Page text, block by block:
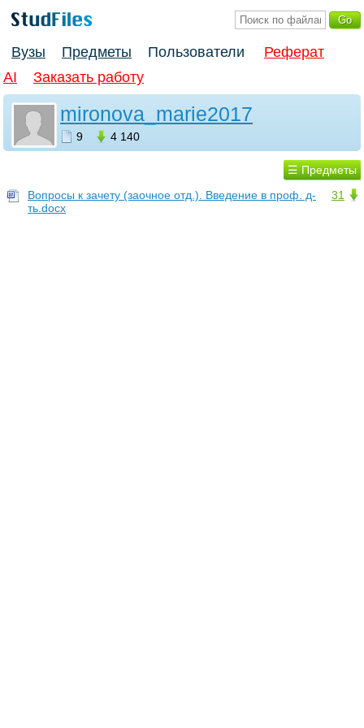
Вузы Предметы Пользователи
Реферат
AI
Заказать работу
mironova_marie2017
9 4 140
☰ Предметы
31
Вопросы к зачету (заочное отд.). Введение в проф. д-
ть.docx